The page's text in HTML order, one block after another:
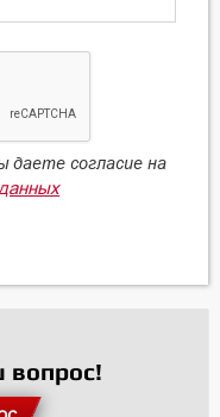
даете согласие на
вопрос!